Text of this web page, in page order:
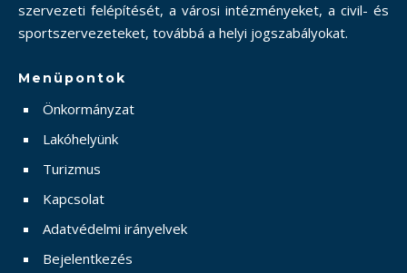
szervezeti felépítését, a városi intézményeket, a civil- és
sportszervezeteket, továbbá a helyi jogszabályokat.
Menüpontok
Önkormányzat
Lakóhelyünk
Turizmus
Kapcsolat
Adatvédelmi irányelvek
Bejelentkezés